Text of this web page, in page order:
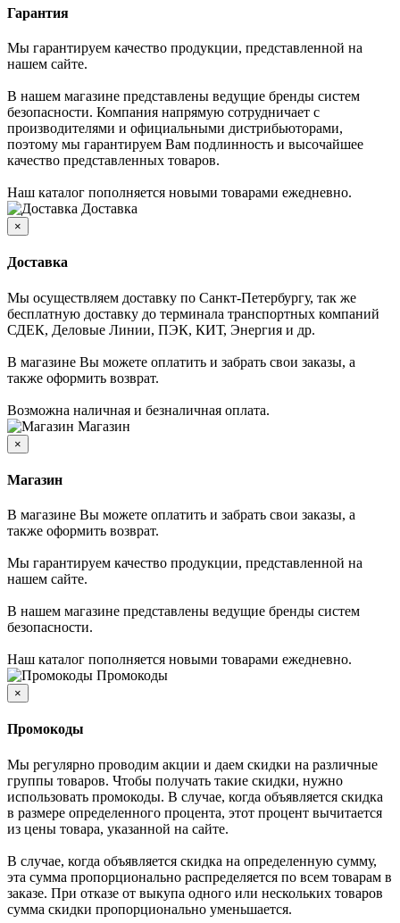
Гарантия
Мы гарантируем качество продукции, представленной на
нашем сайте.
В нашем магазине представлены ведущие бренды систем
безопасности. Компания напрямую сотрудничает с
производителями и официальными дистрибьюторами,
поэтому мы гарантируем Вам подлинность и высочайшее
качество представленных товаров.
Наш каталог пополняется новыми товарами ежедневно.
Доставка
×
Доставка
Мы осуществляем доставку по Санкт-Петербургу, так же
бесплатную доставку до терминала транспортных компаний
СДЕК, Деловые Линии, ПЭК, КИТ, Энергия и др.
В магазине Вы можете оплатить и забрать свои заказы, а
также оформить возврат.
Возможна наличная и безналичная оплата.
Магазин
×
Магазин
В магазине Вы можете оплатить и забрать свои заказы, а
также оформить возврат.
Мы гарантируем качество продукции, представленной на
нашем сайте.
В нашем магазине представлены ведущие бренды систем
безопасности.
Наш каталог пополняется новыми товарами ежедневно.
Промокоды
×
Промокоды
Мы регулярно проводим акции и даем скидки на различные
группы товаров. Чтобы получать такие скидки, нужно
использовать промокоды. В случае, когда объявляется скидка
в размере определенного процента, этот процент вычитается
из цены товара, указанной на сайте.
В случае, когда объявляется скидка на определенную сумму,
эта сумма пропорционально распределяется по всем товарам в
заказе. При отказе от выкупа одного или нескольких товаров
сумма скидки пропорционально уменьшается.